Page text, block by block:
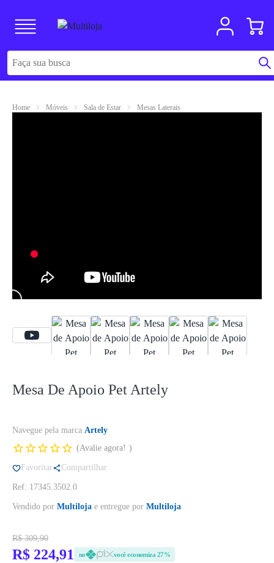
Home Móveis Sala de Estar Mesas Laterais
Mesa De Apoio Pet Artely
Navegue pela marca Artely
Avalie agora!
Favoritar Compartilhar
Ref: 17345.3502.0
Vendido por Multiloja e entregue por Multiloja
R$ 309,90
R$ 224,91 no você economiza 27%